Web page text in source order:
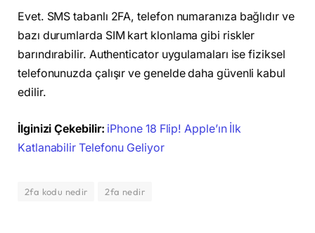
Evet. SMS tabanlı 2FA, telefon numaranıza bağlıdır ve
bazı durumlarda SIM kart klonlama gibi riskler
barındırabilir. Authenticator uygulamaları ise fiziksel
telefonunuzda çalışır ve genelde daha güvenli kabul
edilir.
İlginizi Çekebilir: iPhone 18 Flip! Apple’ın İlk
Katlanabilir Telefonu Geliyor
2fa kodu nedir 2fa nedir